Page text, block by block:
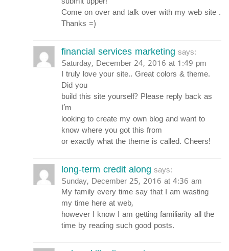
Come on over and talk over with my web site .
Thanks =)
financial services marketing says:
Saturday, December 24, 2016 at 1:49 pm
I truly love your site.. Great colors & theme.
Did you
build this site yourself? Please reply back as
I’m
looking to create my own blog and want to
know where you got this from
or exactly what the theme is called. Cheers!
long-term credit along says:
Sunday, December 25, 2016 at 4:36 am
My family every time say that I am wasting
my time here at web,
however I know I am getting familiarity all the
time by reading such good posts.